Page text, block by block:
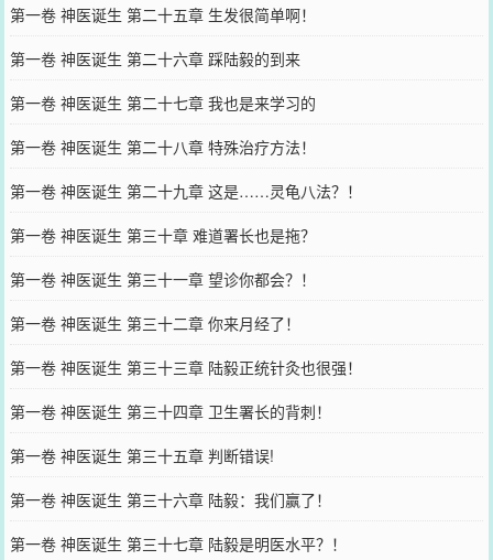
第一卷 神医诞生 第二十五章 生发很简单啊！
第一卷 神医诞生 第二十六章 踩陆毅的到来
第一卷 神医诞生 第二十七章 我也是来学习的
第一卷 神医诞生 第二十八章 特殊治疗方法！
第一卷 神医诞生 第二十九章 这是……灵龟八法？！
第一卷 神医诞生 第三十章 难道署长也是拖？
第一卷 神医诞生 第三十一章 望诊你都会？！
第一卷 神医诞生 第三十二章 你来月经了！
第一卷 神医诞生 第三十三章 陆毅正统针灸也很强！
第一卷 神医诞生 第三十四章 卫生署长的背刺！
第一卷 神医诞生 第三十五章 判断错误!
第一卷 神医诞生 第三十六章 陆毅：我们赢了！
第一卷 神医诞生 第三十七章 陆毅是明医水平？！